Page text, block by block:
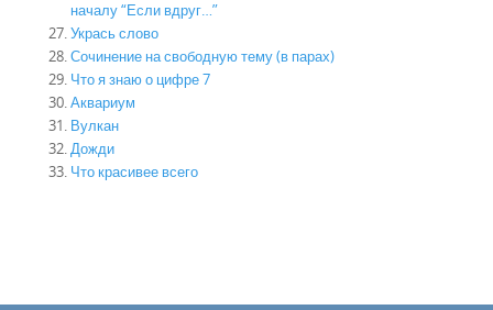
началу “Если вдруг…”
Укрась слово
Сочинение на свободную тему (в парах)
Что я знаю о цифре 7
Аквариум
Вулкан
Дожди
Что красивее всего